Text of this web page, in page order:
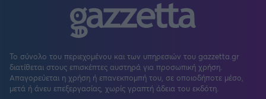
Το σύνολο του περιεχομένου και των υπηρεσιών του gazzetta.gr
διατίθεται στους επισκέπτες αυστηρά για προσωπική χρήση.
Απαγορεύεται η χρήση ή επανεκπομπή του, σε οποιοδήποτε μέσο,
μετά ή άνευ επεξεργασίας, χωρίς γραπτή άδεια του εκδότη.